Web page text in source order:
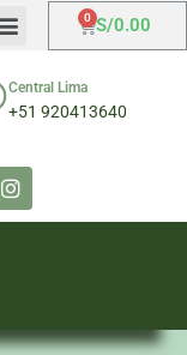
S/0.00
Central Lima
+51 920413640